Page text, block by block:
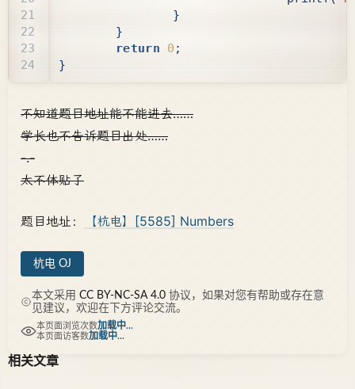
24
}
}
return
0 ;
}
不知道题目地址能不能进去……
学长也不告诉题目出处……
-.-
太不体贴了
题目地址： 【杭电】[5585] Numbers
杭电 OJ
本文采用 CC BY-NC-SA 4.0协议，如果对您有帮助或存在意
见建议，欢迎在下方评论交流。
本页面浏览次数加载中...
本页面访客数加载中...
相关文章